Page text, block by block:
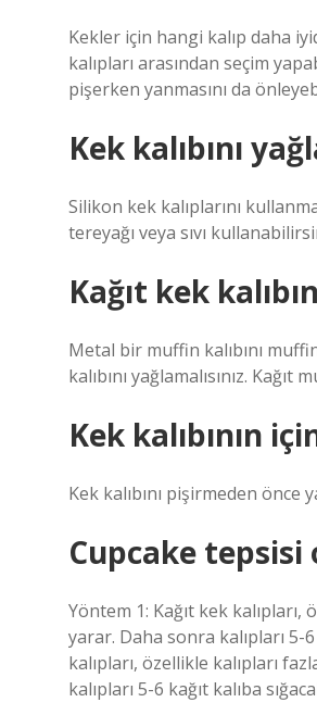
Kekler için hangi kalıp daha
kalıpları arasından seçim
pişerken yanmasını da
Kek kalıbını
Silikon kek kalıplarını
tereyağı veya sıvı
Kağıt kek
Metal bir muffin kalıbını
kalıbını yağlamalısınız.
Kek kalıbının
Kek kalıbını pişirmeden önce
Cupcake tepsisi
Yöntem 1: Kağıt kek
yarar. Daha sonra kalıpları 5-
kalıpları, özellikle kalıpları
kalıpları 5-6 kağıt kalıba